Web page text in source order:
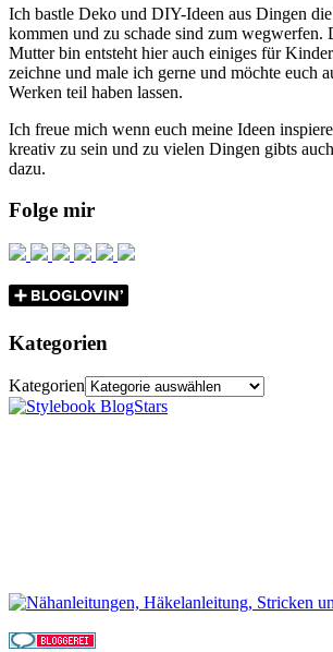
Ich bastle Deko und DIY-Ideen aus Dingen
kommen und zu schade sind zum wegwerfen.
Mutter bin entsteht hier auch einiges für
zeichne und male ich gerne und möchte euch
Werken teil haben lassen.
Ich freue mich wenn euch meine Ideen
kreativ zu sein und zu vielen Dingen gibts
dazu.
Folge mir
Kategorien
Kategorien